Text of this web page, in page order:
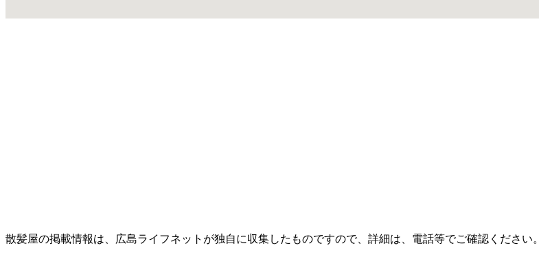
散髪屋の掲載情報は、広島ライフネットが独自に収集したものですので、詳細は、電話等でご確認ください。